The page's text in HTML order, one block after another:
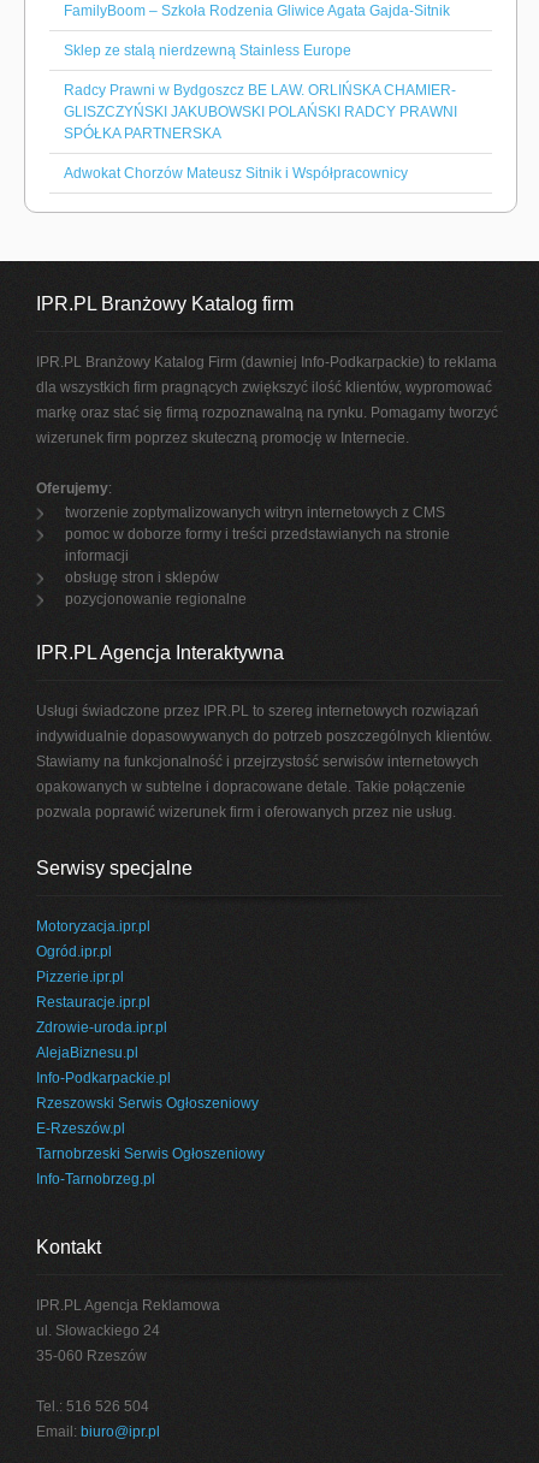
FamilyBoom – Szkoła Rodzenia Gliwice Agata Gajda-Sitnik
Sklep ze stalą nierdzewną Stainless Europe
Radcy Prawni w Bydgoszcz BE LAW. ORLIŃSKA CHAMIER-
GLISZCZYŃSKI JAKUBOWSKI POLAŃSKI RADCY PRAWNI
SPÓŁKA PARTNERSKA
Adwokat Chorzów Mateusz Sitnik i Współpracownicy
IPR.PL Branżowy Katalog firm
IPR.PL Branżowy Katalog Firm (dawniej Info-Podkarpackie) to reklama
dla wszystkich firm pragnących zwiększyć ilość klientów, wypromować
markę oraz stać się firmą rozpoznawalną na rynku. Pomagamy tworzyć
wizerunek firm poprzez skuteczną promocję w Internecie.
Oferujemy:
tworzenie zoptymalizowanych witryn internetowych z CMS
pomoc w doborze formy i treści przedstawianych na stronie
informacji
obsługę stron i sklepów
pozycjonowanie regionalne
IPR.PL Agencja Interaktywna
Usługi świadczone przez IPR.PL to szereg internetowych rozwiązań
indywidualnie dopasowywanych do potrzeb poszczególnych klientów.
Stawiamy na funkcjonalność i przejrzystość serwisów internetowych
opakowanych w subtelne i dopracowane detale. Takie połączenie
pozwala poprawić wizerunek firm i oferowanych przez nie usług.
Serwisy specjalne
Motoryzacja.ipr.pl
Ogród.ipr.pl
Pizzerie.ipr.pl
Restauracje.ipr.pl
Zdrowie-uroda.ipr.pl
AlejaBiznesu.pl
Info-Podkarpackie.pl
Rzeszowski Serwis Ogłoszeniowy
E-Rzeszów.pl
Tarnobrzeski Serwis Ogłoszeniowy
Info-Tarnobrzeg.pl
Kontakt
IPR.PL Agencja Reklamowa
ul. Słowackiego 24
35-060 Rzeszów
Tel.: 516 526 504
Email: biuro@ipr.pl